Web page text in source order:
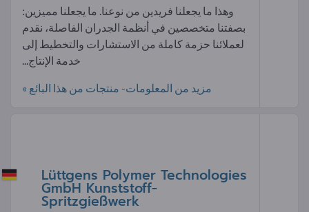
وهذا ما يجعلنا فريدين من نوعنا. ما يجعلنا مميزين:
بصفتنا متخصصين في أنظمة الجدران الفاصلة، نقدم
لعملائنا حزمة كاملة من الاستشارات والتخطيط إلى
خدمة الإنتاج...
مزيد من المعلومات- منتجات من هذا البائع »
Lüttgens Polymer Technologies
GmbH Kunststoff-
Spritzgießwerk